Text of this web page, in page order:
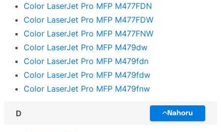
Color LaserJet Pro MFP M477FDN
Color LaserJet Pro MFP M477FDW
Color LaserJet Pro MFP M477FNW
Color LaserJet Pro MFP M479dw
Color LaserJet Pro MFP M479fdn
Color LaserJet Pro MFP M479fdw
Color LaserJet Pro MFP M479fnw
D Nahoru